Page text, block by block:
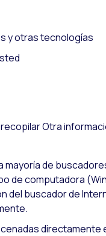
y otras tecnologías
Otra
mayoría de
de computadora
del buscador de